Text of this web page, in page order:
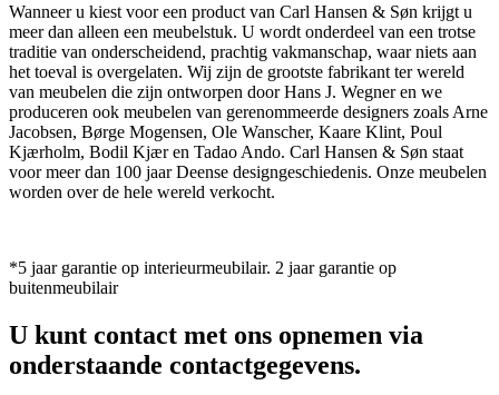
Wanneer u kiest voor een product van Carl Hansen & Søn krijgt u
meer dan alleen een meubelstuk. U wordt onderdeel van een trotse
traditie van onderscheidend, prachtig vakmanschap, waar niets aan
het toeval is overgelaten. Wij zijn de grootste fabrikant ter wereld
van meubelen die zijn ontworpen door Hans J. Wegner en we
produceren ook meubelen van gerenommeerde designers zoals Arne
Jacobsen, Børge Mogensen, Ole Wanscher, Kaare Klint, Poul
Kjærholm, Bodil Kjær en Tadao Ando. Carl Hansen & Søn staat
voor meer dan 100 jaar Deense designgeschiedenis. Onze meubelen
worden over de hele wereld verkocht.
*5 jaar garantie op interieurmeubilair. 2 jaar garantie op
buitenmeubilair
U kunt contact met ons opnemen via
onderstaande contactgegevens.